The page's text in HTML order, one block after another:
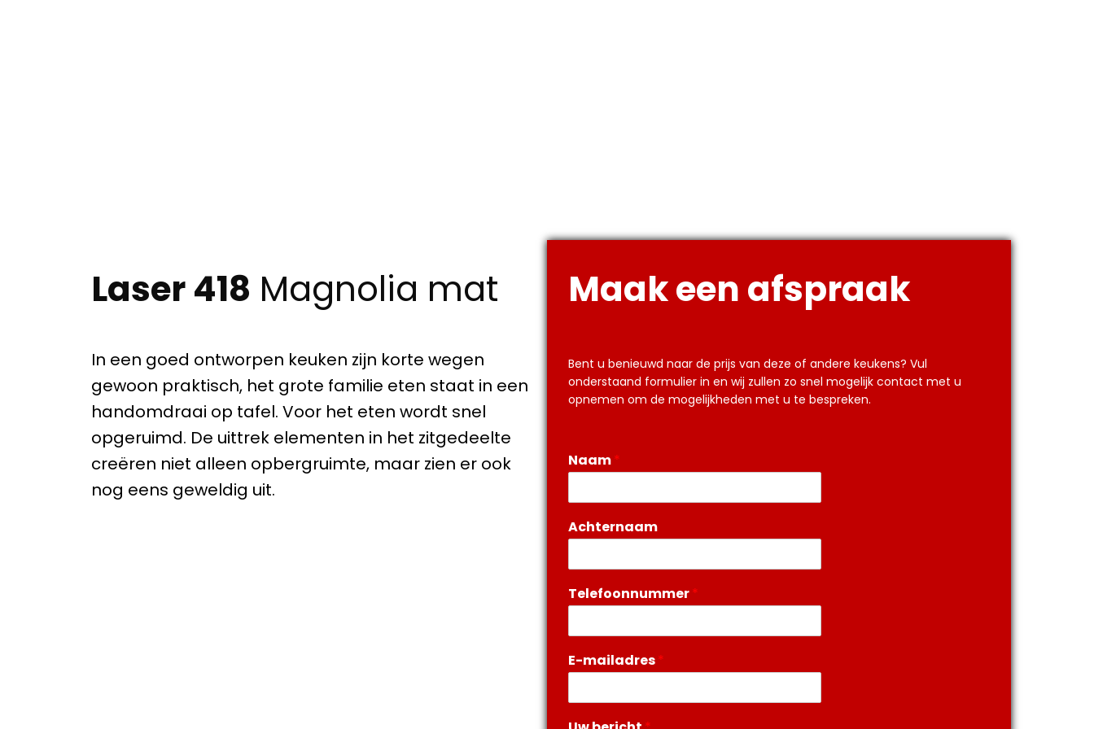
Laser 418 Magnolia mat
In een goed ontworpen keuken zijn korte wegen
gewoon praktisch, het grote familie eten staat in een
handomdraai op tafel. Voor het eten wordt snel
opgeruimd. De uittrek elementen in het zitgedeelte
creëren niet alleen opbergruimte, maar zien er ook
nog eens geweldig uit.
Maak een afspraak
Bent u benieuwd naar de prijs van deze of andere keukens? Vul
onderstaand formulier in en wij zullen zo snel mogelijk contact met u
opnemen om de mogelijkheden met u te bespreken.
Naam*
Achternaam
Telefoonnummer*
E-mailadres*